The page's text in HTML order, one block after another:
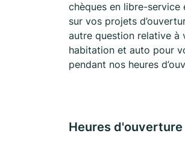
chèques en libre-
sur vos projets
autre question relative à
habitation et auto pour
pendant nos heures
Heures d'ouverture